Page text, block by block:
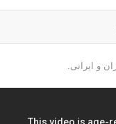
و ایرانی.